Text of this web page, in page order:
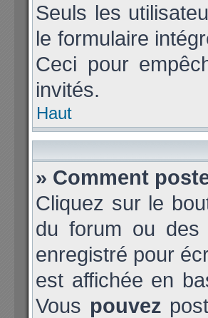
Seuls les
le formulaire
Ceci pour
invités.
Haut
» Comment
Cliquez sur le
du forum ou des
enregistré pour
est affichée en
Vous pouvez